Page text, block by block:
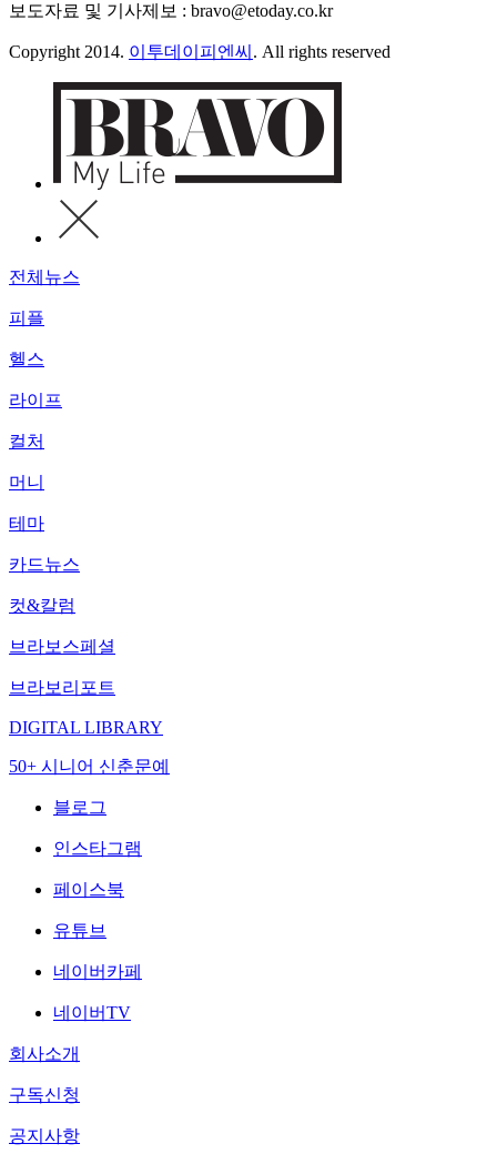
보도자료 및 기사제보 : bravo@etoday.co.kr
Copyright 2014. 이투데이피엔씨 . All rights reserved
전체뉴스
피플
헬스
라이프
컬처
머니
테마
카드뉴스
컷&칼럼
브라보스페셜
브라보리포트
DIGITAL LIBRARY
50+ 시니어 신춘문예
블로그
인스타그램
페이스북
유튜브
네이버카페
네이버TV
회사소개
구독신청
공지사항